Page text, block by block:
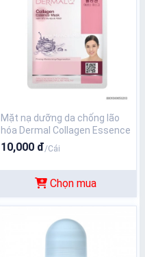
Mặt nạ dưỡng da chống lão
hóa Dermal Collagen Essence
Mask 23g
10,000 đ/Cái
Chọn mua